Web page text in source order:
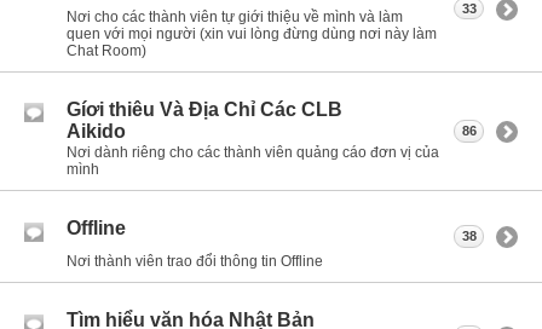
Nơi cho các thành viên tự giới thiệu về mình và làm
quen với mọi người (xin vui lòng đừng dùng nơi này làm
Chat Room)
33
Gíơi thiêu Và Địa Chỉ Các CLB
Aikido
Nơi dành riêng cho các thành viên quảng cáo đơn vị của
mình
86
Offline
Nơi thành viên trao đổi thông tin Offline
38
Tìm hiểu văn hóa Nhật Bản